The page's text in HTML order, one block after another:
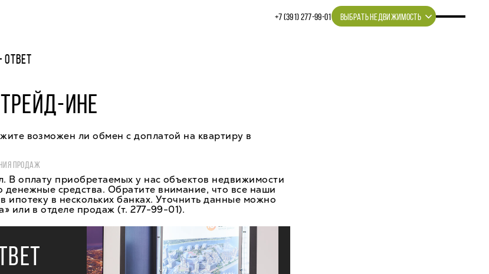
+7 (391) 277‒99‒01 ВЫБРАТЬ НЕДВИЖИМОСТЬ
ОТВЕТ
ИНЕ
возможен ли обмен с доплатой на квартиру в
ПРОДАЖ
В оплату приобретаемых у нас объектов недвижимости
средства. Обратите внимание, что все наши
ипотеку в нескольких банках. Уточнить данные можно
или в отделе продаж (т. 277-99-01).